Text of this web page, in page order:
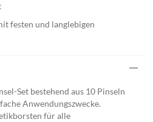
festen und langlebigen
Set bestehend aus 10 Pinseln
Anwendungszwecke.
für alle